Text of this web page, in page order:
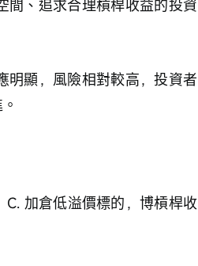
間、追求合理槓桿收益的投資
明顯，風險相對較高，投資者
加倉低溢價標的，博槓桿收